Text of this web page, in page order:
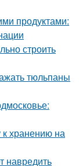
продуктами:
строить
тюльпаны
к хранению на
навредить